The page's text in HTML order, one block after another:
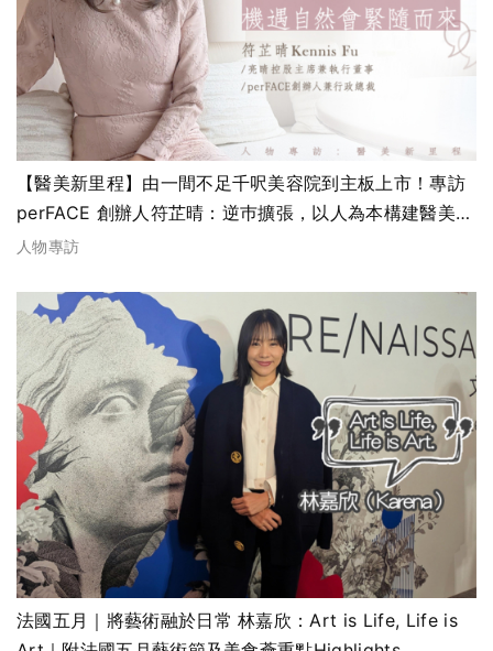
【醫美新里程】由一間不足千呎美容院到主板上市！專訪
perFACE 創辦人符芷晴：逆巿擴張，以人為本構建醫美版
圖
人物專訪
法國五月｜將藝術融於日常 林嘉欣：Art is Life, Life is